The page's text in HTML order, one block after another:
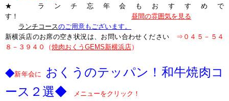
★ ランチ忘年会もおすすめで
す！ 昼間の雰囲気を見る
ランチコースのご用意もございます。
新横浜店のお席の空き状況は、お問い合わせください ⇒０４５－５４
８－３９４０（焼肉おくうGEMS新横浜店）
◆新年会に
おくうのテッパン！和牛焼肉コ
ース２選◆ メニューをクリック！